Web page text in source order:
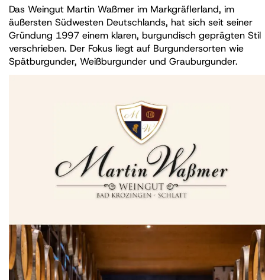
Das Weingut Martin Waßmer im Markgräflerland, im
äußersten Südwesten Deutschlands, hat sich seit seiner
Gründung 1997 einem klaren, burgundisch geprägten Stil
verschrieben. Der Fokus liegt auf Burgundersorten wie
Spätburgunder, Weißburgunder und Grauburgunder.